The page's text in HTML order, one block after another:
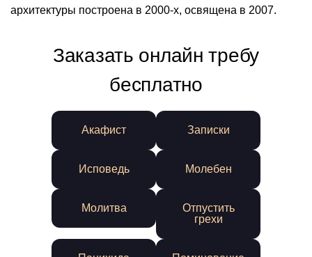
архитектуры построена в 2000-х, освящена в 2007.
Заказать онлайн требу
бесплатно
Акафист Записки
Исповедь Молебен
Молитва
Отпустить
грехи